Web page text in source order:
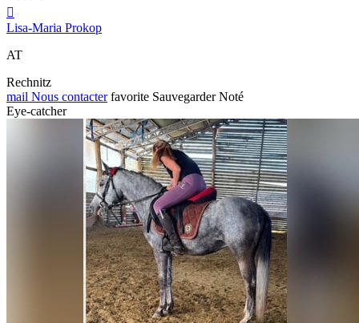

Lisa-Maria Prokop
AT
Rechnitz
mail Nous contacter favorite Sauvegarder Noté
Eye-catcher